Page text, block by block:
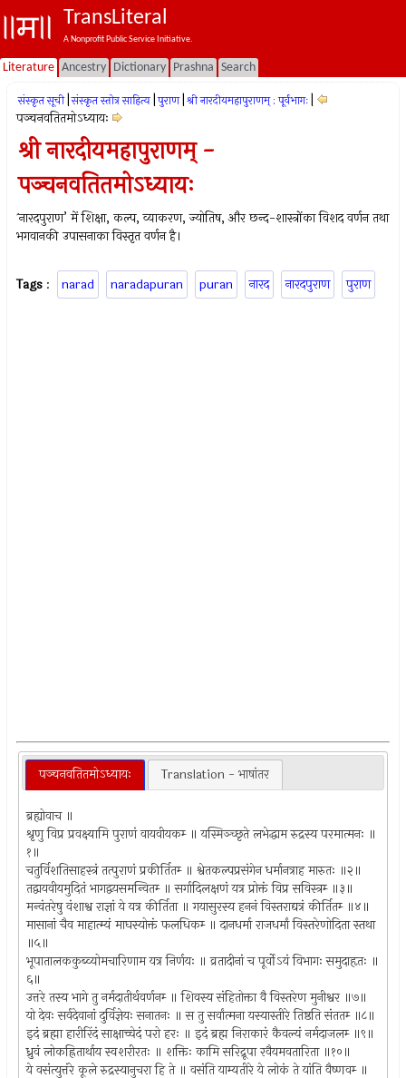
TransLiteral
A Nonprofit Public Service Initiative.
Literature Ancestry Dictionary Prashna Search
संस्कृत सूची संस्कृत स्तोत्र साहित्य पुराण श्री नारदीयमहापुराणम् : पूर्वभागः
पञ्चनवतितमोऽध्यायः
श्री नारदीयमहापुराणम् -
पञ्चनवतितमोऽध्यायः
`नारदपुराण’ में शिक्षा, कल्प, व्याकरण, ज्योतिष, और छन्द-शास्त्रोंका विशद वर्णन तथा
भगवानकी उपासनाका विस्तृत वर्णन है।
Tags : narad naradapuran puran नारद नारदपुराण पुराण
पञ्चनवतितमोऽध्यायः Translation - भाषांतर
ब्रह्योवाच ॥
श्रृणु विप्र प्रवक्ष्यामि पुराणं वायवीयकम्‍ ॥ यस्मिञ्च्छृते लभेद्धाम रुद्रस्य परमात्मनः ॥
१॥
चतुर्विशतिसाहस्त्रं तत्पुराणं प्रकीर्तितम्‍ ॥ श्वेतकल्पप्रसंगेन धर्मानत्राह मारुतः ॥२॥
तद्वायवीयमुदितं भागद्वयसमन्वितम्‍ ॥ सर्गादिलक्षणं यत्र प्रोक्तं विप्र सविस्त्रम्‍ ॥३॥
मन्वंतरेषु वंशाश्व राज्ञां ये यत्र कीर्तिता ॥ गयासुरस्य हननं विस्तराद्यत्रं कीर्तितम्‍ ॥४॥
मासानां चैव माहात्म्यं माघस्योक्तं फलधिकम्‍ ॥ दानधर्मा राजधर्मां विस्तरेणोदिता स्तथा
॥५॥
भूपातालककुब्व्योमचारिणाम यत्र निर्णयः ॥ व्रतादीनां च पूर्वोऽयं विभागः समुदाहृतः ॥
६॥
उत्तरे तस्य भागे तु नर्मदातीर्थवर्णनम्‍ ॥ शिवस्य संहितोक्ता वै विस्तरेण मुनीश्वर ॥७॥
यो देवः सर्वदेवानां दुर्विज्ञेयः सनातनः ॥ स तु सर्वांत्मना यस्यास्तीरे तिष्ठति संततम्‍ ॥८॥
इदं ब्रह्मा हारीरिंदं साक्षाच्चेदं परो हरः ॥ इदं ब्रह्म निराकारं कैवल्यं नर्मदाजलम्‍ ॥९॥
ध्रुवं लोकह्रितार्थाय स्वशरीरतः ॥ शक्तिः कामि सरिद्रूपा रवैयमवतारिता ॥१०॥
ये वसंत्युत्तंरे कूले रुद्रस्यानुचरा हि ते ॥ वसंति याम्यतीरे ये लोकं ते यांति वैष्णवम्‍ ॥